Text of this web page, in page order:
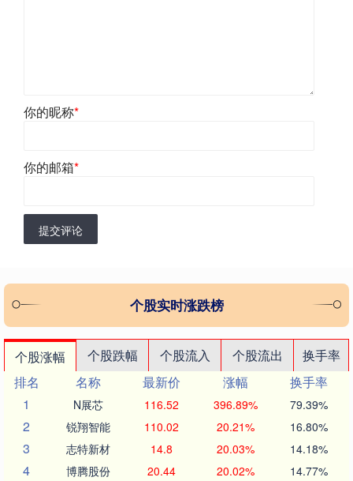
你的昵称*
你的邮箱*
提交评论
个股实时涨跌榜
个股涨幅 个股跌幅 个股流入 个股流出
换手率
排名
名称 最新价 涨幅
换手率
1
N展芯 116.52 396.89% 79.39%
2 锐翔智能 110.02 20.21% 16.80%
3 志特新材 14.8 20.03% 14.18%
4 博腾股份 20.44 20.02% 14.77%